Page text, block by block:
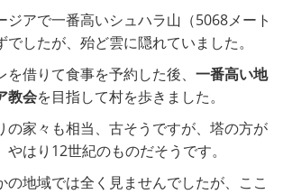
ジアで一番高いシュハラ山（5068メート
したが、殆ど雲に隠れていました。
借りて食事を予約した後、 一番高い地
教会を目指して村を歩きました。
の家々も相当、古そうですが、塔の方が
はり12世紀のものだそうです。
の地域では全く見ませんでしたが、ここ